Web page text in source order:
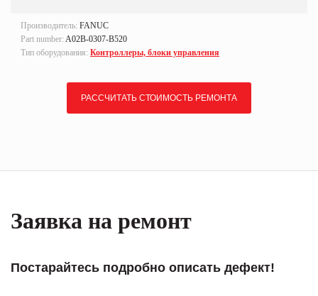
Производитель: FANUC
Part number: A02B-0307-B520
Тип оборудования: Контроллеры, блоки управления
РАССЧИТАТЬ СТОИМОСТЬ РЕМОНТА
Заявка на ремонт
Постарайтесь подробно описать дефект!